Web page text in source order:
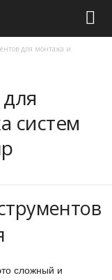
для монтажа и
систем
сложный и